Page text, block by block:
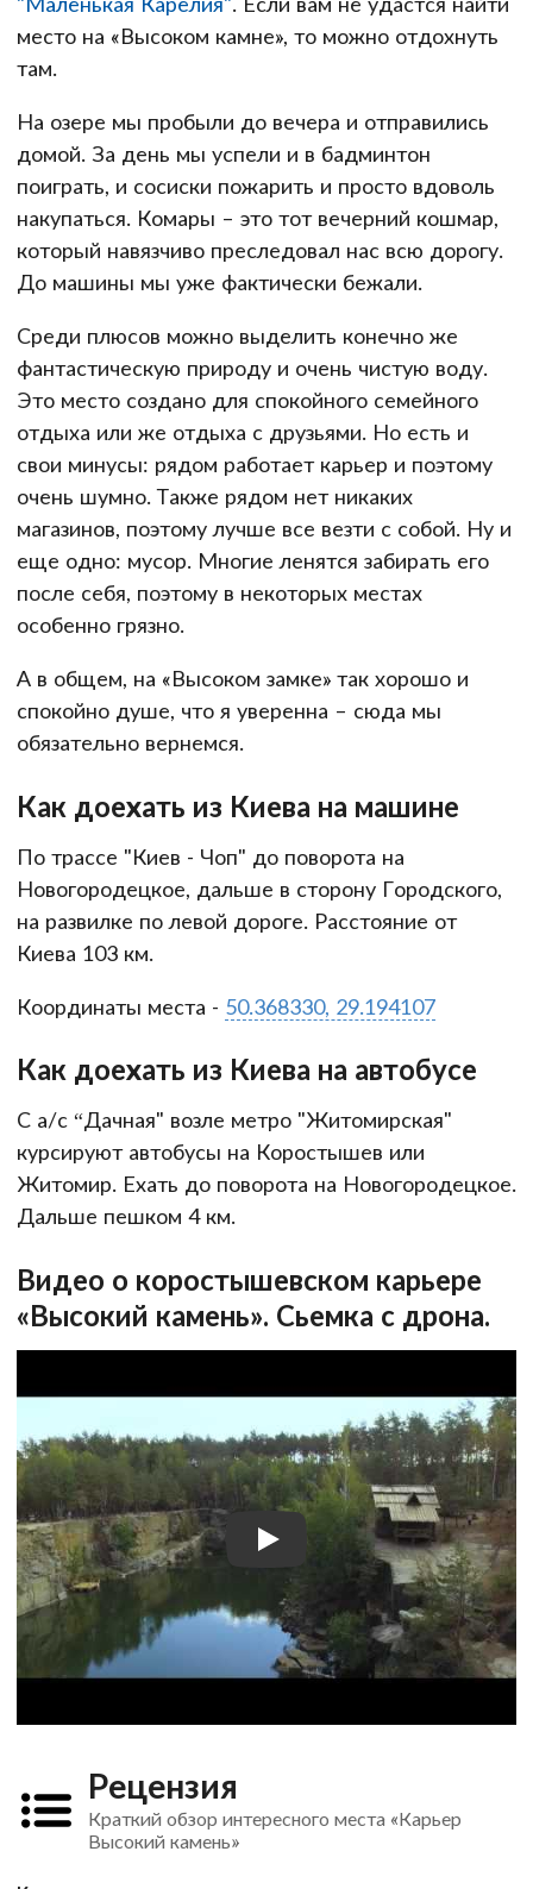
место на «Высоком камне», то можно отдохнуть
там.
На озере мы пробыли до вечера и отправились
домой. За день мы успели и в бадминтон
поиграть, и сосиски пожарить и просто вдоволь
накупаться. Комары – это тот вечерний кошмар,
который навязчиво преследовал нас всю дорогу.
До машины мы уже фактически бежали.
Среди плюсов можно выделить конечно же
фантастическую природу и очень чистую воду.
Это место создано для спокойного семейного
отдыха или же отдыха с друзьями. Но есть и
свои минусы: рядом работает карьер и поэтому
очень шумно. Также рядом нет никаких
магазинов, поэтому лучше все везти с собой. Ну и
еще одно: мусор. Многие ленятся забирать его
после себя, поэтому в некоторых местах
особенно грязно.
А в общем, на «Высоком замке» так хорошо и
спокойно душе, что я уверенна – сюда мы
обязательно вернемся.
Как доехать из Киева на машине
По трассе "Киев - Чоп" до поворота на
Новогородецкое, дальше в сторону Городского,
на развилке по левой дороге. Расстояние от
Киева 103 км.
Координаты места - 50.368330, 29.194107
Как доехать из Киева на автобусе
С а/с “Дачная" возле метро "Житомирская"
курсируют автобусы на Коростышев или
Житомир. Ехать до поворота на Новогородецкое.
Дальше пешком 4 км.
Видео о коростышевском карьере
«Высокий камень». Сьемка с дрона.
Рецензия
Краткий обзор интересного места «Карьер
Высокий камень»